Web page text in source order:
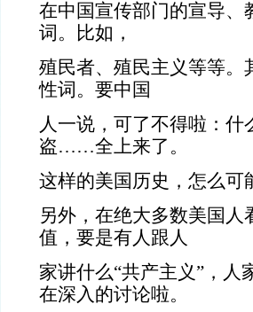
在中国宣传部门的宣导、
词。比如，
殖民者、殖民主义等等。
性词。要中国
人一说，可了不得啦：什
盗……全上来了。
这样的美国历史，怎么可
另外，在绝大多数美国
值，要是有人跟人
家讲什么“共产主义”，
在深入的讨论啦。